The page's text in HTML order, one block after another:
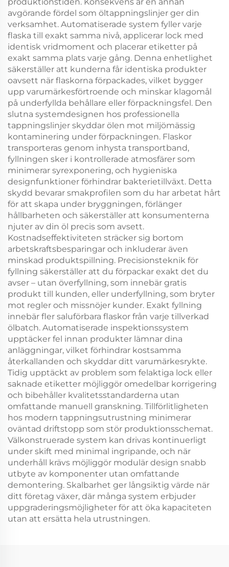
avgörande fördel som öltappningslinjer ger din
verksamhet. Automatiserade system fyller varje
flaska till exakt samma nivå, applicerar lock med
identisk vridmoment och placerar etiketter på
exakt samma plats varje gång. Denna enhetlighet
säkerställer att kunderna får identiska produkter
oavsett när flaskorna förpackades, vilket bygger
upp varumärkesförtroende och minskar klagomål
på underfyllda behållare eller förpackningsfel. Den
slutna systemdesignen hos professionella
tappningslinjer skyddar ölen mot miljömässig
kontaminering under förpackningen. Flaskor
transporteras genom inhysta transportband,
fyllningen sker i kontrollerade atmosfärer som
minimerar syrexponering, och hygieniska
designfunktioner förhindrar bakterietillväxt. Detta
skydd bevarar smakprofilen som du har arbetat hårt
för att skapa under bryggningen, förlänger
hållbarheten och säkerställer att konsumenterna
njuter av din öl precis som avsett.
Kostnadseffektiviteten sträcker sig bortom
arbetskraftsbesparingar och inkluderar även
minskad produktspillning. Precisionsteknik för
fyllning säkerställer att du förpackar exakt det du
avser – utan överfyllning, som innebär gratis
produkt till kunden, eller underfyllning, som bryter
mot regler och missnöjer kunder. Exakt fyllning
innebär fler saluförbara flaskor från varje tillverkad
ölbatch. Automatiserade inspektionssystem
upptäcker fel innan produkter lämnar dina
anläggningar, vilket förhindrar kostsamma
återkallanden och skyddar ditt varumärkesrykte.
Tidig upptäckt av problem som felaktiga lock eller
saknade etiketter möjliggör omedelbar korrigering
och bibehåller kvalitetsstandarderna utan
omfattande manuell granskning. Tillförlitligheten
hos modern tappningsutrustning minimerar
oväntad driftstopp som stör produktionsschemat.
Välkonstruerade system kan drivas kontinuerligt
under skift med minimal ingripande, och när
underhåll krävs möjliggör modulär design snabb
utbyte av komponenter utan omfattande
demontering. Skalbarhet ger långsiktig värde när
ditt företag växer, där många system erbjuder
uppgraderingsmöjligheter för att öka kapaciteten
utan att ersätta hela utrustningen.